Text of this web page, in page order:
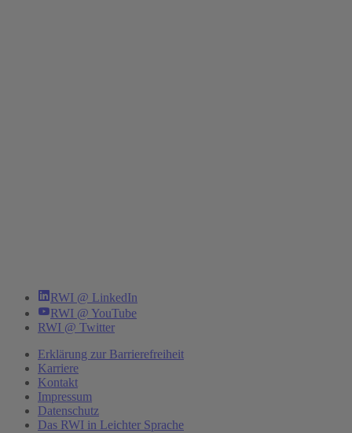
RWI @ LinkedIn
RWI @ YouTube
RWI @ Twitter
Erklärung zur Barrierefreiheit
Karriere
Kontakt
Impressum
Datenschutz
Das RWI in Leichter Sprache